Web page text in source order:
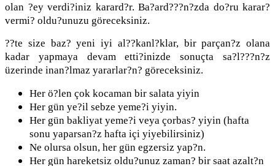
olan ?ey verdi?iniz karard?r. Ba?ard???n?zda do?ru karar?
vermi? oldu?unuzu göreceksiniz.
??te size baz? yeni iyi al??kanl?klar, bir parçan?z olana
kadar yapmaya devam etti?inizde sonuçta sa?l???n?z
üzerinde inan?lmaz yararlar?n? göreceksiniz.
Her ö?len çok kocaman bir salata yiyin
Her gün ye?il sebze yeme?i yiyin.
Her gün bakliyat yeme?i veya çorbas? yiyin (hafta
sonu yaparsan?z hafta içi yiyebilirsiniz)
Ne olursa olsun, her gün egzersiz yap?n.
Her gün hareketsiz oldu?unuz zaman? bir saat azalt?n